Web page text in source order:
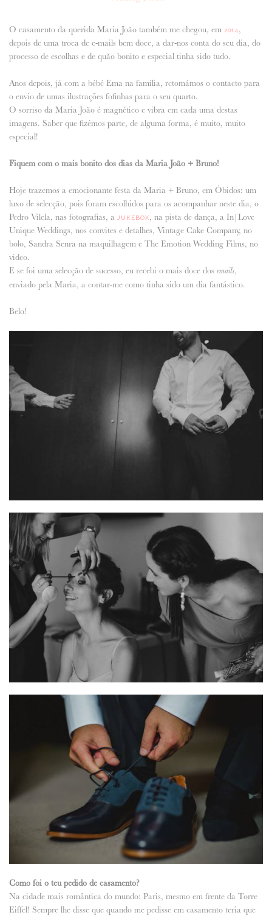
O casamento da querida Maria João também me chegou, em 2014 ,
depois de uma troca de e-mails bem doce, a dar-nos conta do seu dia, do
processo de escolhas e de quão bonito e especial tinha sido tudo.
Anos depois, já com a bébé Ema na família, retomámos o contacto para
o envio de umas ilustrações fofinhas para o seu quarto.
O sorriso da Maria João é magnético e vibra em cada uma destas
imagens. Saber que fizémos parte, de alguma forma, é muito, muito
especial!
Fiquem com o mais bonito dos dias da Maria João + Bruno!
Hoje trazemos a emocionante festa da Maria + Bruno, em Óbidos: um
luxo de selecção, pois foram escolhidos para os acompanhar neste dia, o
Pedro Vilela, nas fotografias, a
JUKEBOX, na pista de dança, a In|Love
Unique Weddings, nos convites e detalhes, Vintage Cake Company, no
bolo, Sandra Senra na maquilhagem e The Emotion Wedding Films, no
video.
E se foi uma selecção de sucesso, eu recebi o mais doce dos emails,
enviado pela Maria, a contar-me como tinha sido um dia fantástico.
Belo!
Como foi o teu pedido de casamento?
Na cidade mais romântica do mundo: Paris, mesmo em frente da Torre
Eiffel! Sempre lhe disse que quando me pedisse em casamento teria que